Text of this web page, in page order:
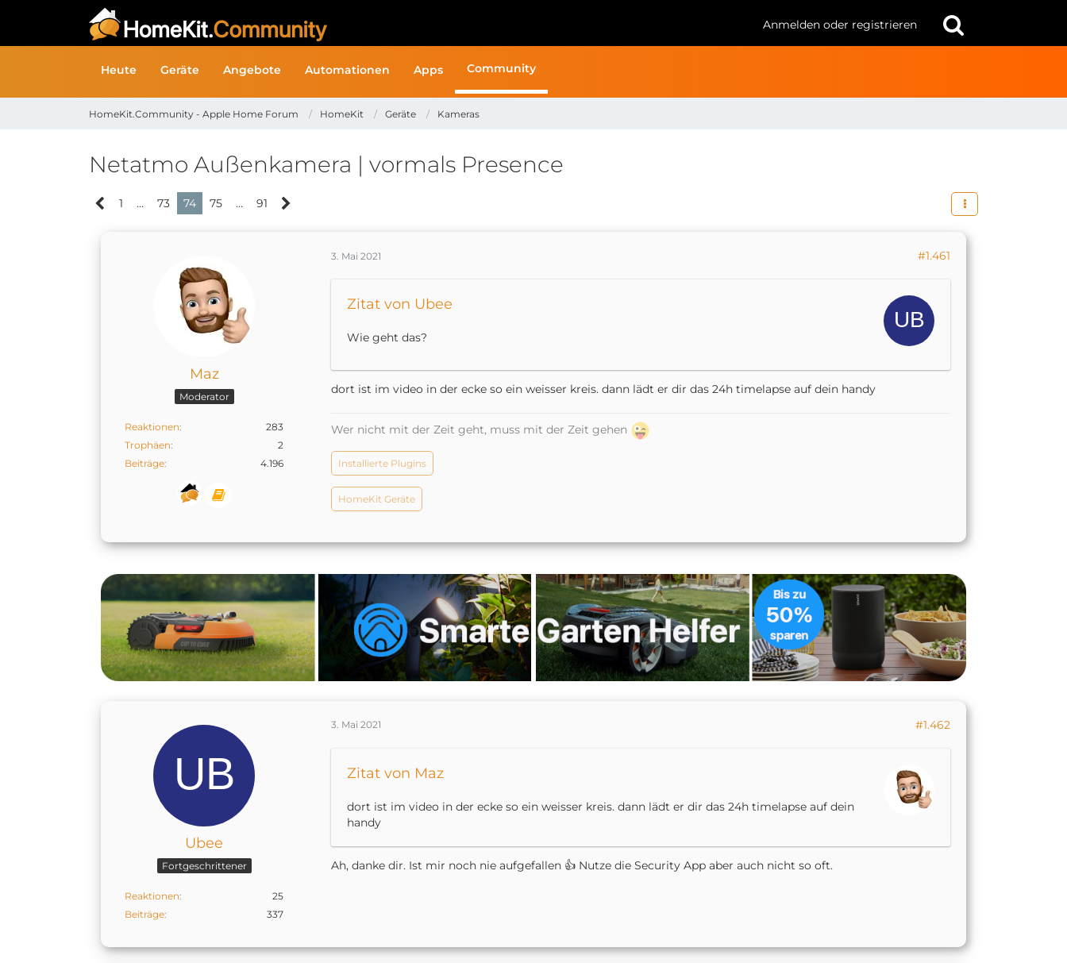
Anmelden oder registrieren
Heute Geräte Angebote Automationen Apps Community
HomeKit.Community - Apple Home Forum HomeKit Geräte Kameras
Netatmo Außenkamera | vormals Presence
1 … 73 74 75 … 91
Maz
Moderator
Reaktionen
283
Trophäen
2
Beiträge
4.196
3. Mai 2021 #1.461
Zitat von Ubee
Wie geht das?
dort ist im video in der ecke so ein weisser kreis. dann lädt er dir das 24h timelapse auf dein handy
Wer nicht mit der Zeit geht, muss mit der Zeit gehen
Installierte Plugins
HomeKit Geräte
Ubee
Fortgeschrittener
Reaktionen
25
Beiträge
337
3. Mai 2021 #1.462
Zitat von Maz
dort ist im video in der ecke so ein weisser kreis. dann lädt er dir das 24h timelapse auf dein
handy
Ah, danke dir. Ist mir noch nie aufgefallen 👍 Nutze die Security App aber auch nicht so oft.